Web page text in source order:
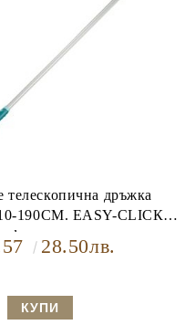
телескопична дръжка
190СМ. EASY-CLICК
функция28.50лв.